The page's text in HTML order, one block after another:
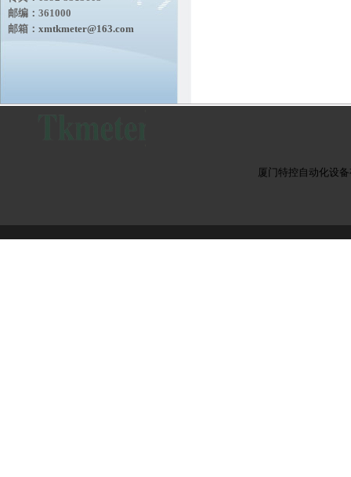
邮编：361000
邮箱： xmtkmeter@163.com
厦门特控自动化设